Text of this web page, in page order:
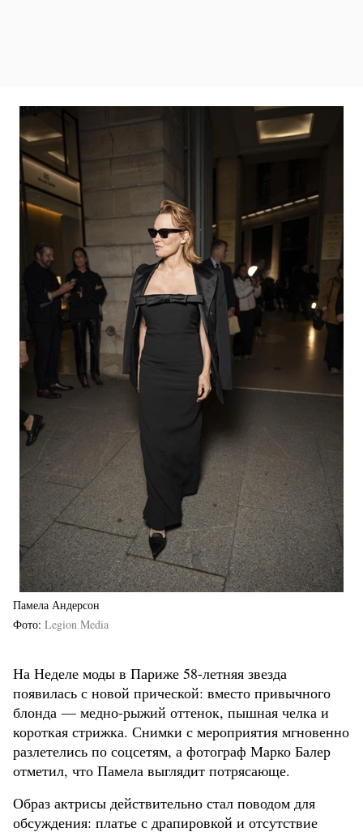
Памела Андерсон
Фото Legion Media
На Неделе моды в Париже 58-летняя звезда
появилась с новой прической: вместо привычного
блонда — медно-рыжий оттенок, пышная челка и
короткая стрижка. Снимки с мероприятия мгновенно
разлетелись по соцсетям, а фотограф Марко Балер
отметил, что Памела выглядит потрясающе.
Образ актрисы действительно стал поводом для
обсуждения: платье с драпировкой и отсутствие